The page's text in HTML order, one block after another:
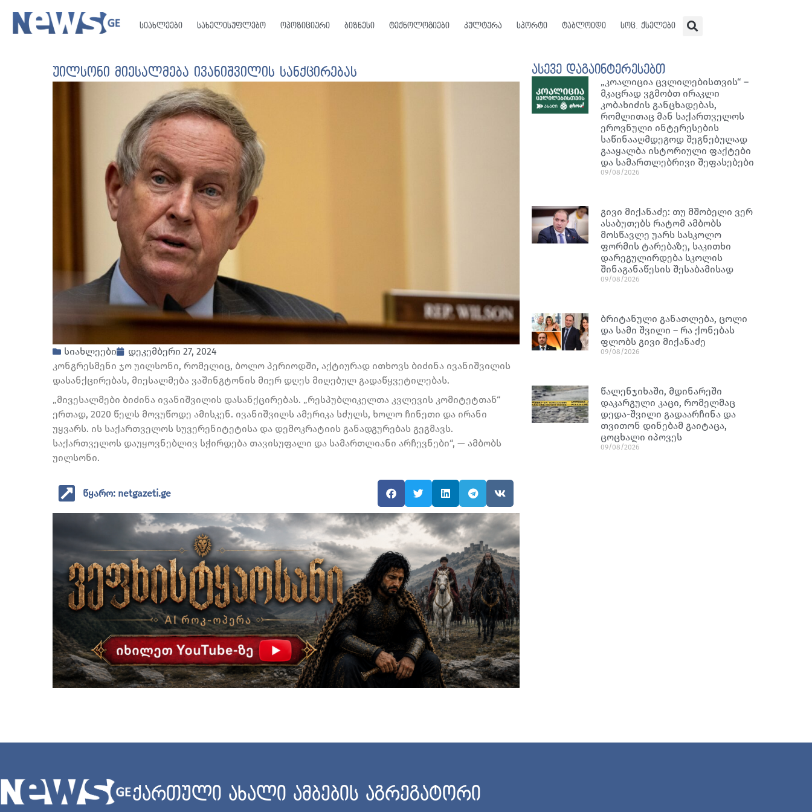
სიახლეები სახელისუფლებო ოპოზიციური ბიზნესი ტექნოლოგიები კულტურა სპორტი ტაბლოიდი სოც. ქსელები
უილსონი მიესალმება ივანიშვილის სანქცირებას
სიახლეები
დეკემბერი 27, 2024
კონგრესმენი ჯო უილსონი, რომელიც, ბოლო პერიოდში, აქტიურად ითხოვს ბიძინა ივანიშვილის
დასანქცირებას, მიესალმება ვაშინგტონის მიერ დღეს მიღებულ გადაწყვეტილებას.
„მივესალმები ბიძინა ივანიშვილის დასანქცირებას. „რესპუბლიკელთა კვლევის კომიტეტთან“
ერთად, 2020 წელს მოვუწოდე ამისკენ. ივანიშვილს ამერიკა სძულს, ხოლო ჩინეთი და ირანი
უყვარს. ის საქართველოს სუვერენიტეტისა და დემოკრატიის განადგურებას გეგმავს.
საქართველოს დაუყოვნებლივ სჭირდება თავისუფალი და სამართლიანი არჩევნები“, — ამბობს
უილსონი.
წყარო: netgazeti.ge
ასევე დაგაინტერესებთ
„კოალიცია ცვლილებისთვის“ –
მკაცრად ვგმობთ ირაკლი
კობახიძის განცხადებას,
რომლითაც მან საქართველოს
ეროვნული ინტერესების
საწინააღმდეგოდ შეგნებულად
გააყალბა ისტორიული ფაქტები
და სამართლებრივი შეფასებები
09/08/2026
გივი მიქანაძე: თუ მშობელი ვერ
ასაბუთებს რატომ ამბობს
მოსწავლე უარს სასკოლო
ფორმის ტარებაზე, საკითხი
დარეგულირდება სკოლის
შინაგანაწესის შესაბამისად
09/08/2026
ბრიტანული განათლება, ცოლი
და სამი შვილი – რა ქონებას
ფლობს გივი მიქანაძე
09/08/2026
წალენჯიხაში, მდინარეში
დაკარგული კაცი, რომელმაც
დედა-შვილი გადაარჩინა და
თვითონ დინებამ გაიტაცა,
ცოცხალი იპოვეს
09/08/2026
ქართული ახალი ამბების აგრეგატორი